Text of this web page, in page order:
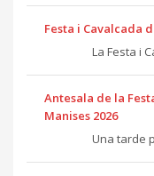
Festa i Cavalcada
La Festa i
Antesala de la
Manises 2026
Una tarde